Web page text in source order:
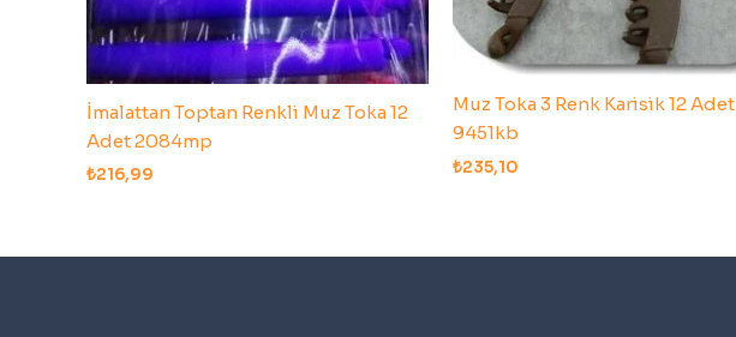
İmalattan Toptan Renkli Muz Toka 12
Adet 2084mp
₺216,99
Muz Toka 3 Renk Karisik 12 Adet
9451kb
₺235,10